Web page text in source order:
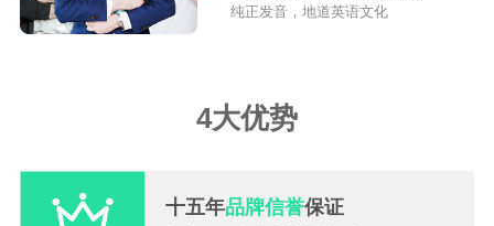
纯正发音，地道英语文化
4大优势
十五年品牌信誉保证